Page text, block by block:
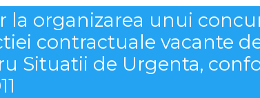
la organizarea unui
contractuale vacante
Situatii de Urgenta,